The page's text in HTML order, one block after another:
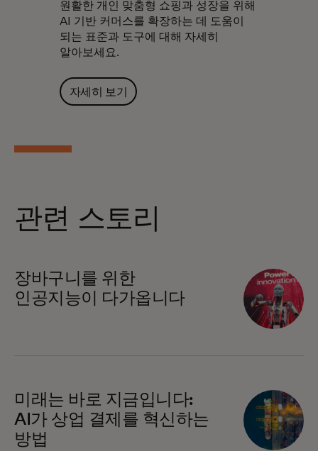
원활한 개인 맞춤형 쇼핑과 성장을 위해
AI 기반 커머스를 확장하는 데 도움이
되는 표준과 도구에 대해 자세히
알아보세요.
자세히 보기
관련 스토리
장바구니를 위한
인공지능이 다가옵니다
미래는 바로 지금입니다:
AI가 상업 결제를 혁신하는
방법